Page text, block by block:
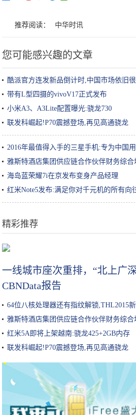
推荐阅读： 中华时讯
您可能感兴趣的文章
酷派官方连发新品倒计时,中国市场依旧
带有L型四摄的vivoV17正式发布
小米A3、A3Lite配置曝光:骁龙730
联发科崛起!P70震撼登场,再见高通骁龙
2016年最值得入手的三星手机:专为中国
雅斯特酒店集团供应链合作伙伴财务综
海岛蓝荣耀7i在京发布变身产品经理
红米Note5发布:满足你对千元机的所有向
精彩推荐
一线城市座次重排，“北上广
CBNData报告
64位八核处理器还有指纹解锁,THL2015
雅斯特酒店集团供应链合作伙伴财务综
红米5A即将上架越南:骁龙425+2GB内存
联发科崛起!P70震撼登场,再见高通骁龙